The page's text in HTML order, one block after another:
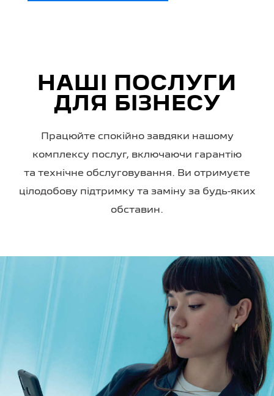
НАШІ ПОСЛУГИ
ДЛЯ БІЗНЕСУ
Працюйте спокійно завдяки нашому
комплексу послуг, включаючи гарантію
та технічне обслуговування. Ви отримуєте
цілодобову підтримку та заміну за будь-яких
обставин.